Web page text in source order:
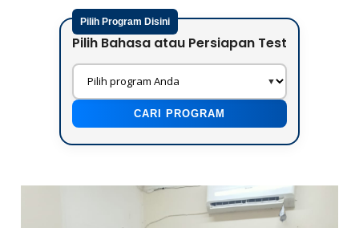
Pilih Bahasa atau Persiapan Test
CARI PROGRAM